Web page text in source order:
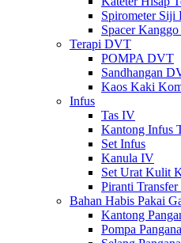
Spirometer Siji
Spacer
Terapi DVT
POMPA DVT
Sandhangan
Kaos Kaki
Infus
Tas IV
Kantong Infus
Set Infus
Kanula IV
Set Urat Kulit
Piranti
Bahan Habis Pakai
Kantong
Pompa